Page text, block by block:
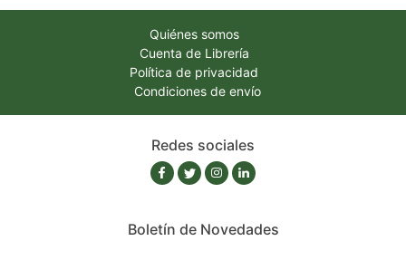
Quiénes somos
Cuenta de Librería
Política de privacidad
Condiciones de envío
Redes sociales
Boletín de Novedades